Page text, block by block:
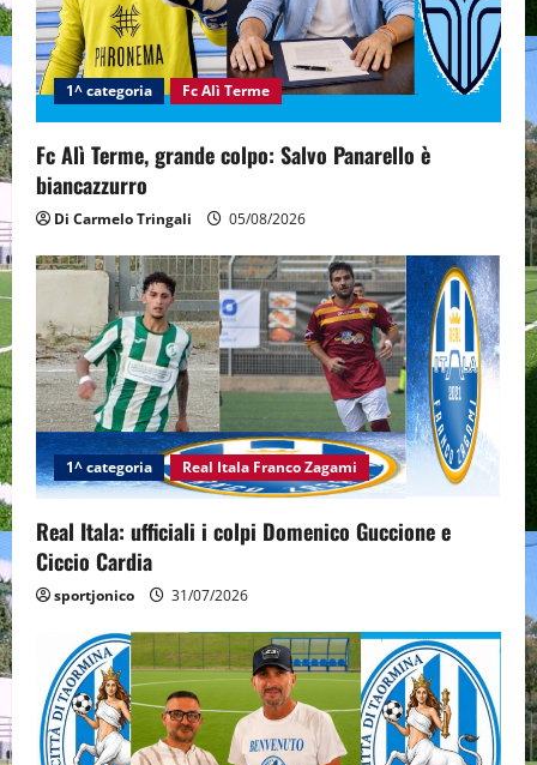
i
o
n
1^ categoria Fc Alì Terme
Fc Alì Terme, grande colpo: Salvo Panarello è
biancazzurro
Di Carmelo Tringali 05/08/2026
1^ categoria Real Itala Franco Zagami
Real Itala: ufficiali i colpi Domenico Guccione e
Ciccio Cardia
sportjonico 31/07/2026